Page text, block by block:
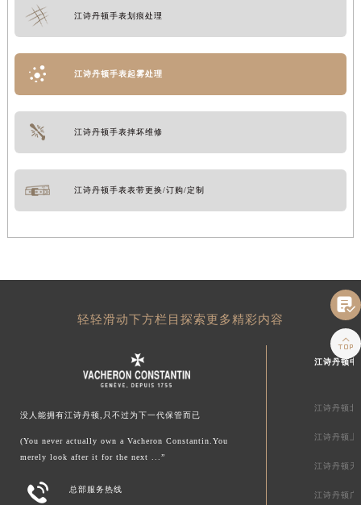
江诗丹顿手表划痕处理
江诗丹顿手表起雾处理
江诗丹顿手表摔坏维修
江诗丹顿手表表带更换/订购/定制
轻轻滑动下方栏目探索更多精彩内容
没人能拥有江诗丹顿,只不过为下一代保管而已
(You never actually own a Vacheron Constantin.You
merely look after it for the next ...”
 总部服务热线
江诗丹顿中
江诗丹顿北
江诗丹顿上
江诗丹顿天
江诗丹顿广

